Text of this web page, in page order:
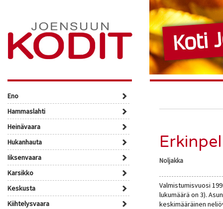
Eno
Hammaslahti
Heinävaara
Hukanhauta
Iiksenvaara
Karsikko
Keskusta
Kiihtelysvaara
Noljakka
Valmistumisvuosi
lukumäärä on 3).
keskimääräinen